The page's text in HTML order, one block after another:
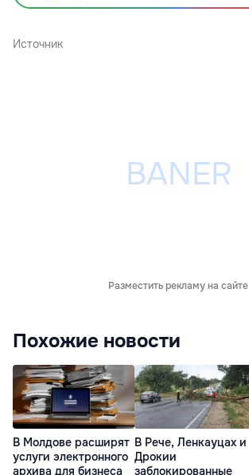
Источник
Разместить рекламу на сайте
Похожие новости
В Молдове расширят
услуги электронного
архива для бизнеса
В Рече, Ленкауцах и
Дрокии
заблокированные